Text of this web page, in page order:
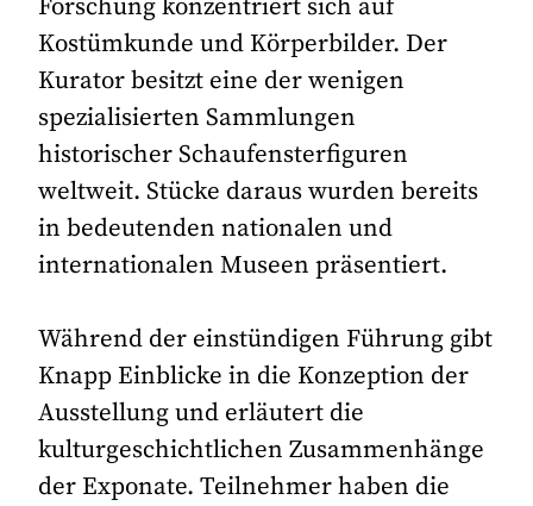
Forschung konzentriert sich auf
Kostümkunde und Körperbilder. Der
Kurator besitzt eine der wenigen
spezialisierten Sammlungen
historischer Schaufensterfiguren
weltweit. Stücke daraus wurden bereits
in bedeutenden nationalen und
internationalen Museen präsentiert.
Während der einstündigen Führung gibt
Knapp Einblicke in die Konzeption der
Ausstellung und erläutert die
kulturgeschichtlichen Zusammenhänge
der Exponate. Teilnehmer haben die